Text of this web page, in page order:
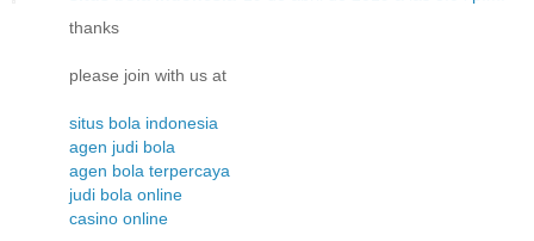
thanks
please join with us at
situs bola indonesia
agen judi bola
agen bola terpercaya
judi bola online
casino online